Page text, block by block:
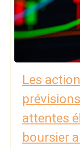
Les
attentes
boursier